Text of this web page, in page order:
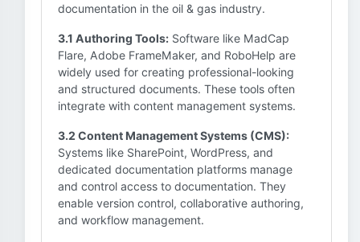
documentation in the oil & gas industry.
3.1 Authoring Tools: Software like MadCap
Flare, Adobe FrameMaker, and RoboHelp are
widely used for creating professional-looking
and structured documents. These tools often
integrate with content management systems.
3.2 Content Management Systems (CMS):
Systems like SharePoint, WordPress, and
dedicated documentation platforms manage
and control access to documentation. They
enable version control, collaborative authoring,
and workflow management.